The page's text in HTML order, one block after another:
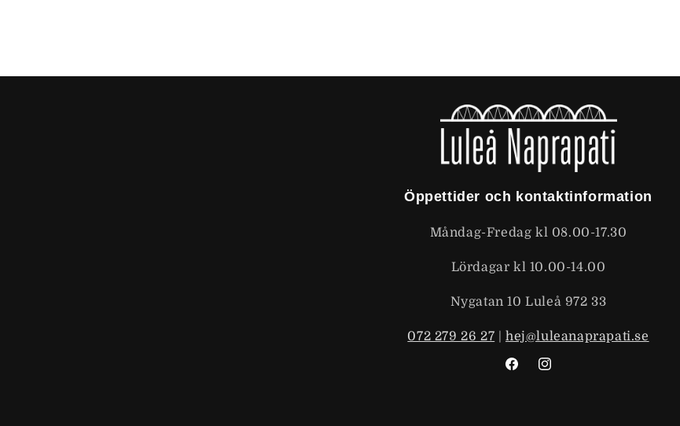
Öppettider och kontaktinformation
Måndag-Fredag kl 08.00-17.30
Lördagar kl 10.00-14.00
Nygatan 10 Luleå 972 33
072 279 26 27 hej@luleanaprapati.se
FacebookInstagram